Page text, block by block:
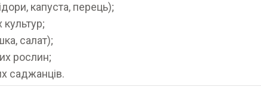
капуста, перець);
культур;
салат);
рослин;
саджанців.